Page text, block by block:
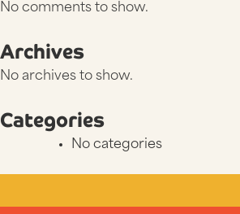
No comments to show.
Archives
No archives to show.
Categories
No categories